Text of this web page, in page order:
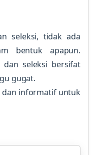
seleksi, tidak ada
bentuk apapun.
seleksi bersifat
gugat.
dan informatif untuk